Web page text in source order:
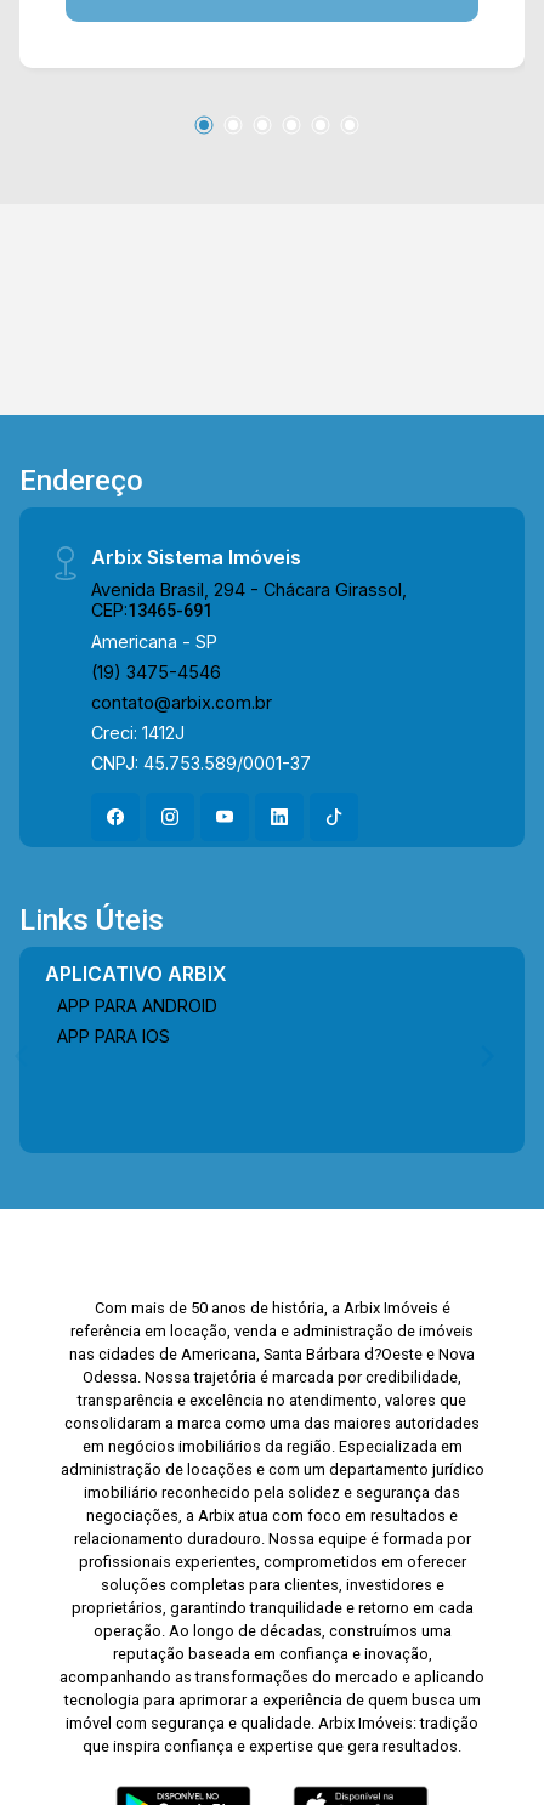
sacada ampla; > 05 banheiros, sendo 01 social e
próximo a supermercados, padarias, farmácias,
Anhanguera e Rod. Luiz de Queiroz. Entre em
Endereço
Arbix Sistema Imóveis
Avenida Brasil, 294 - Chácara Girassol,
CEP:13465-691
Americana - SP
(19) 3475-4546
contato@arbix.com.br
Creci: 1412J
CNPJ: 45.753.589/0001-37
Links Úteis
APLICATIVO ARBIX
APP PARA ANDROID
APP PARA IOS
Com mais de 50 anos de história, a Arbix Imóveis é
referência em locação, venda e administração de imóveis
nas cidades de Americana, Santa Bárbara d?Oeste e Nova
Odessa. Nossa trajetória é marcada por credibilidade,
transparência e excelência no atendimento, valores que
consolidaram a marca como uma das maiores autoridades
em negócios imobiliários da região. Especializada em
administração de locações e com um departamento jurídico
imobiliário reconhecido pela solidez e segurança das
negociações, a Arbix atua com foco em resultados e
relacionamento duradouro. Nossa equipe é formada por
profissionais experientes, comprometidos em oferecer
soluções completas para clientes, investidores e
proprietários, garantindo tranquilidade e retorno em cada
operação. Ao longo de décadas, construímos uma
reputação baseada em confiança e inovação,
acompanhando as transformações do mercado e aplicando
tecnologia para aprimorar a experiência de quem busca um
imóvel com segurança e qualidade. Arbix Imóveis: tradição
que inspira confiança e expertise que gera resultados.